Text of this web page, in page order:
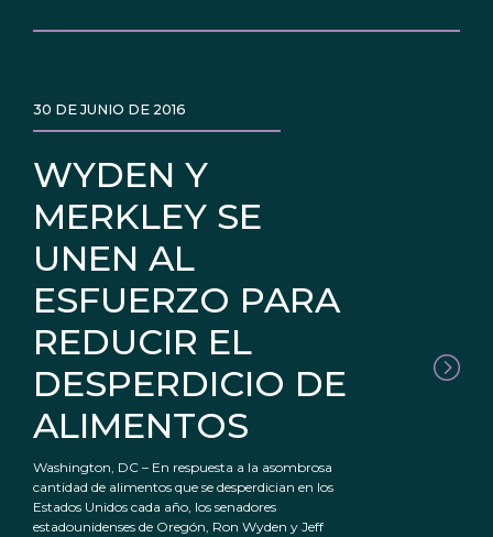
WYDEN Y
MERKLEY SE
UNEN AL
ESFUERZO PARA
REDUCIR EL
DESPERDICIO DE
ALIMENTOS
30 DE JUNIO DE 2016
Washington, DC – En respuesta a la asombrosa
cantidad de alimentos que se desperdician en los
Estados Unidos cada año, los senadores
estadounidenses de Oregón, Ron Wyden y Jeff